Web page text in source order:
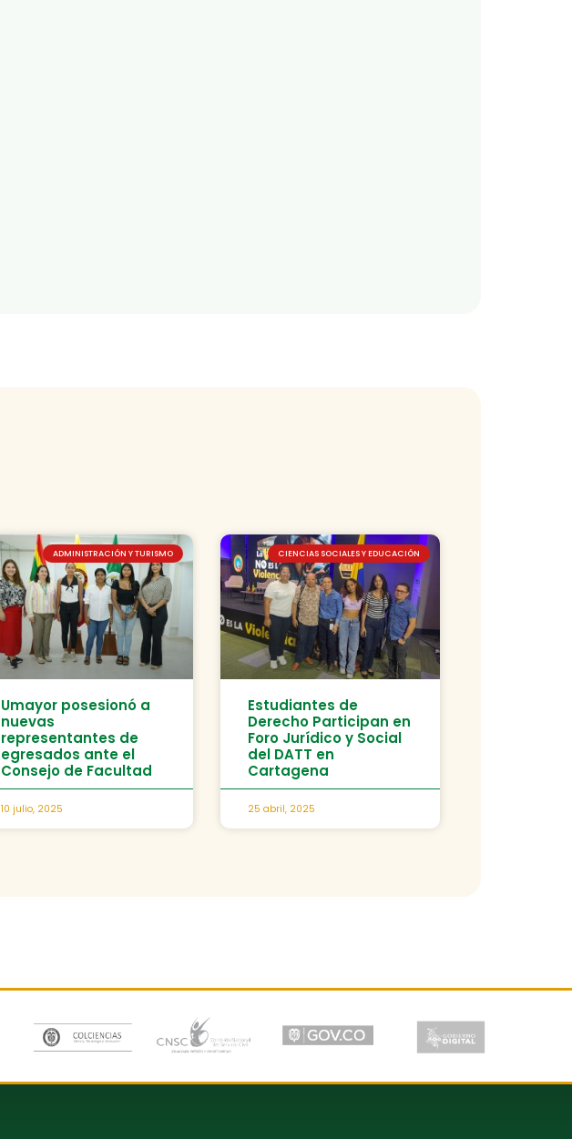
ADMINISTRACIÓN Y TURISMO
Umayor posesionó a
nuevas
representantes de
egresados ante el
Consejo de Facultad
10 julio, 2025
CIENCIAS SOCIALES Y EDUCACIÓN
Estudiantes de
Derecho Participan en
Foro Jurídico y Social
del DATT en
Cartagena
25 abril, 2025